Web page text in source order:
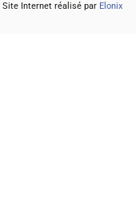
Internet réalisé par Elonix